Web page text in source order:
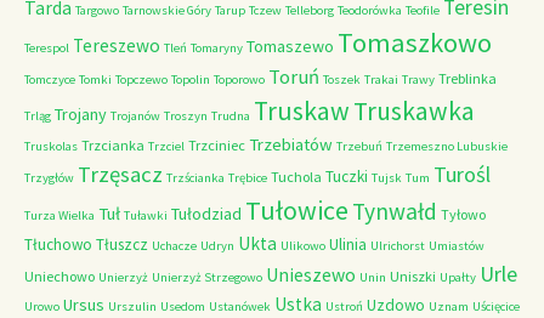
Tarda Targowo Tarnowskie Góry Tarup Tczew Telleborg Teodorówka Teofile Teresin
Terespol Tereszewo Tleń Tomaryny Tomaszewo Tomaszkowo
Tomczyce Tomki Topczewo Topolin Toporowo Toruń Toszek Trakai Trawy Treblinka
Trląg Trojany Trojanów Troszyn Trudna TruskawTruskawka
Truskolas Trzcianka Trzciel Trzciniec Trzebiatów Trzebuń Trzemeszno Lubuskie
Trzygłów Trzęsacz Trzścianka Trębice Tuchola Tuczki Tujsk Tum Turośl
Turza Wielka Tuł Tuławki Tułodziad Tułowice Tynwałd Tyłowo
Tłuchowo Tłuszcz Uchacze Udryn Ukta Ulikowo Ulinia Ulrichorst Umiastów
Uniechowo Unierzyż Unierzyż Strzegowo Unieszewo Unin Uniszki Upałty Urle
Urowo Ursus Urszulin Usedom Ustanówek Ustka Ustroń Uzdowo Uznam Uścięcice